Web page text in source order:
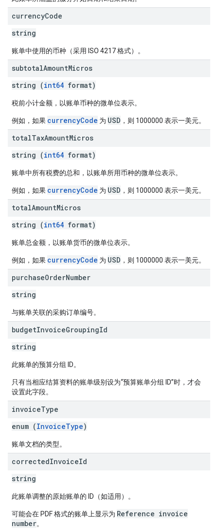
currencyCode
string
账单中使用的币种（采用 ISO 4217 格式）。
subtotalAmountMicros
string (int64 format)
税前小计金额，以账单币种的微单位表示。
例如，如果 currencyCode 为 USD ，则 1000000 表示一美元。
totalTaxAmountMicros
string (int64 format)
账单中所有税费的总和，以账单所用币种的微单位表示。
例如，如果 currencyCode 为 USD ，则 1000000 表示一美元。
totalAmountMicros
string (int64 format)
账单总金额，以账单货币的微单位表示。
例如，如果 currencyCode 为 USD ，则 1000000 表示一美元。
purchaseOrderNumber
string
与账单关联的采购订单编号。
budgetInvoiceGroupingId
string
此账单的预算分组 ID。
只有当相应结算资料的账单级别设为“预算账单分组 ID”时，才会
设置此字段。
invoiceType
enum (InvoiceType)
账单文档的类型。
correctedInvoiceId
string
此账单调整的原始账单的 ID（如适用）。
可能会在 PDF 格式的账单上显示为 Reference invoice
number。